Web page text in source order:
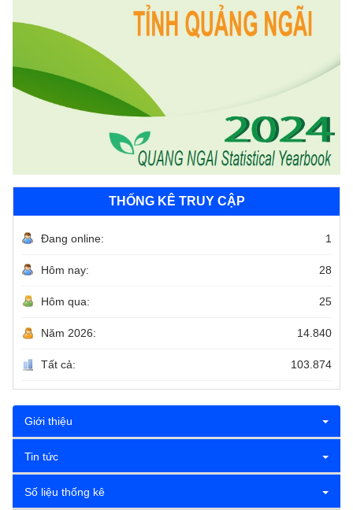
THỐNG KÊ TRUY CẬP
Đang online: 1
Hôm nay: 28
Hôm qua: 25
Năm 2026: 14.840
Tất cả: 103.874
Giới thiệu
Tin tức
Số liệu thống kê